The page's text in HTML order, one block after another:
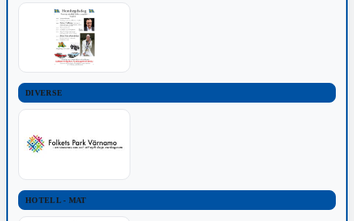
DIVERSE
HOTELL - MAT